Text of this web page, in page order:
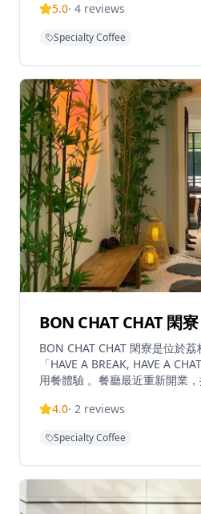
鬆舒適的環境。咖啡店交通便利
熱門的打卡拍照地點，店員更會
咖啡都展現了精品咖啡的風味
擇豐富，從經典的英式早餐到
有。咖啡店的環境設計融合了
出獨特而溫馨的氛圍。無論是
者，還是尋找拍照打卡地點的
自己的樂趣。順流·咖啡不僅是
社區中一個獨特的文化據點。
5.0· 4 reviews
Specialty Coffee
BON CHAT CHAT 閑寮
BON CHAT CHAT 閑寮是位於
「HAVE A BREAK, HAVE A
用餐體驗 。餐廳最近重新開業
招牌菜「早餐一格格」和「花前
Premier Centre內，已成為美食
4.0· 2 reviews
Specialty Coffee